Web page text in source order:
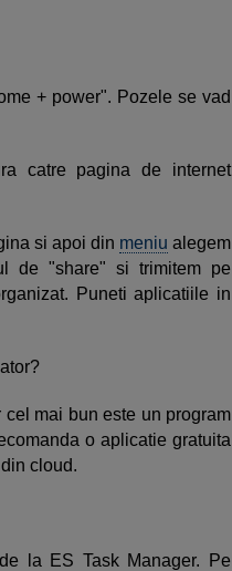
+ power". Pozele se vad
catre pagina de internet
si apoi din meniu alegem
de "share" si trimitem pe
Puneti aplicatiile in
mai bun este un program
o aplicatie gratuita
cloud.
la ES Task Manager. Pe